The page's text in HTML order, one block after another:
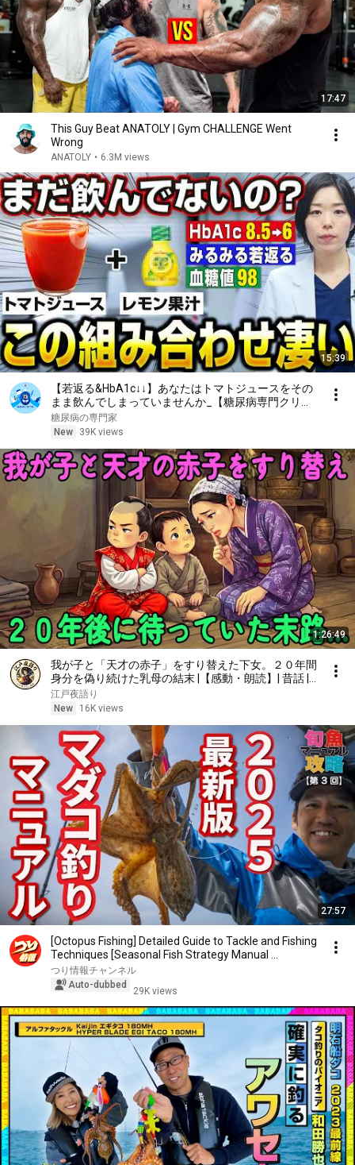
17:47
This Guy Beat ANATOLY | Gym CHALLENGE Went
Wrong
ANATOLY • 6.3M views
15:39
【若返る&HbA1c↓↓】あなたはトマトジュースをその
まま飲んでしまっていませんか_【糖尿病専門クリニ
ック現役医師】
糖尿病の専門家
New
39K views
1:26:49
我が子と「天才の赤子」をすり替えた下女。２０年間
身分を偽り続けた乳母の結末 |【感動・朗読】| 昔話 |
江戸時代の物語 | 時代劇
江戸夜語り
New
16K views
27:57
[Octopus Fishing] Detailed Guide to Tackle and Fishing
Techniques [Seasonal Fish Strategy Manual ...
つり情報チャンネル
Auto-dubbed
29K views